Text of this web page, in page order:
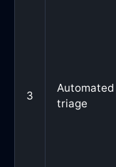
3
Automated
triage